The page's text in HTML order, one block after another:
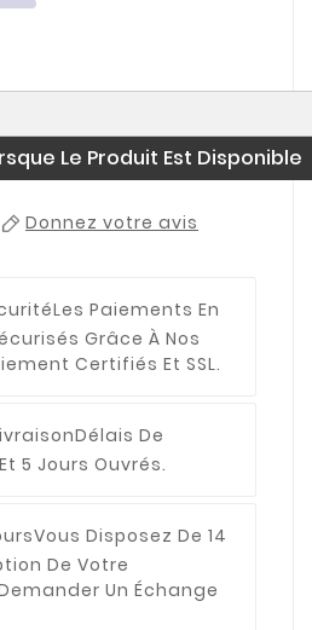
Le Produit Est Disponible
Donnez votre avis
Les Paiements En
Grâce À Nos
Certifiés Et SSL.
Délais De
5 Jours Ouvrés.
Vous Disposez De 14
De Votre
Un Échange